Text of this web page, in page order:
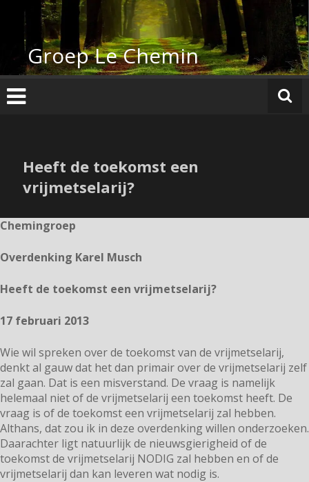
inhoudGroep Le Chemin
Heeft de toekomst een
vrijmetselarij?
Chemingroep
Overdenking Karel Musch
Heeft de toekomst een vrijmetselarij?
17 februari 2013
Wie wil spreken over de toekomst van de vrijmetselarij,
denkt al gauw dat het dan primair over de vrijmetselarij zelf
zal gaan. Dat is een misverstand. De vraag is namelijk
helemaal niet of de vrijmetselarij een toekomst heeft. De
vraag is of de toekomst een vrijmetselarij zal hebben.
Althans, dat zou ik in deze overdenking willen onderzoeken.
Daarachter ligt natuurlijk de nieuwsgierigheid of de
toekomst de vrijmetselarij NODIG zal hebben en of de
vrijmetselarij dan kan leveren wat nodig is.